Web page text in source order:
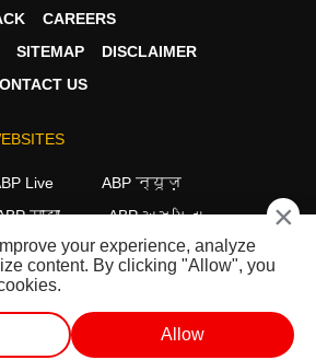
CAREERS
SITEMAP
DISCLAIMER
US
Live
ABP न्यूज़
माझा
ABP અસ્મિતા
ਸਾਂਝਾ ABP நாடு ABP దేశం
×
your experience, analyze
content. By clicking "Allow", you
Allow